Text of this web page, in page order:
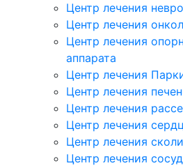
Центр лечения
Центр лечения
Центр лечения
аппарата
Центр лечения
Центр лечения
Центр лечения
Центр лечения
Центр лечения
Центр лечения